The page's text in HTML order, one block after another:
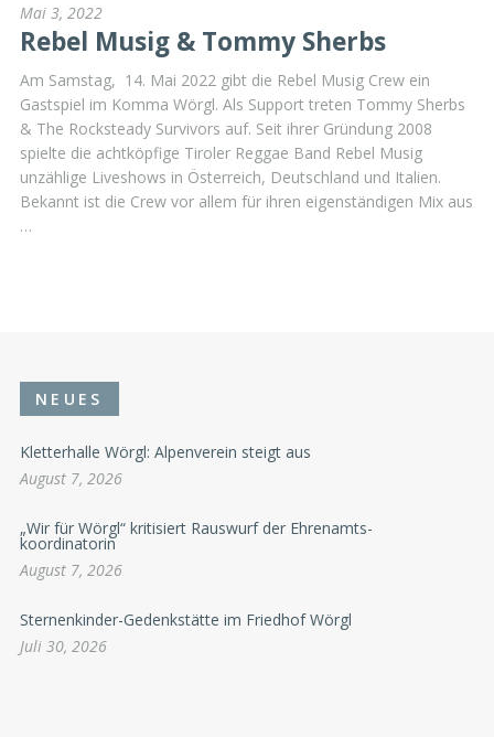
Mai 3, 2022
Rebel Musig & Tommy Sherbs
Am Samstag, 14. Mai 2022 gibt die Rebel Musig Crew ein
Gastspiel im Komma Wörgl. Als Support treten Tommy Sherbs
& The Rocksteady Survivors auf. Seit ihrer Gründung 2008
spielte die achtköpfige Tiroler Reggae Band Rebel Musig
unzählige Liveshows in Österreich, Deutschland und Italien.
Bekannt ist die Crew vor allem für ihren eigenständigen Mix aus
…
NEUES
Kletterhalle Wörgl: Alpenverein steigt aus
August 7, 2026
„Wir für Wörgl“ kritisiert Rauswurf der Ehrenamts-
koordinatorin
August 7, 2026
Sternenkinder-Gedenkstätte im Friedhof Wörgl
Juli 30, 2026